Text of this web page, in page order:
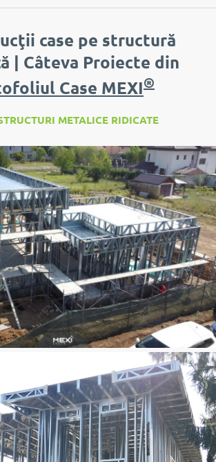
case pe structură
| Câteva Proiecte din
Case MEXI®
METALICE RIDICATE